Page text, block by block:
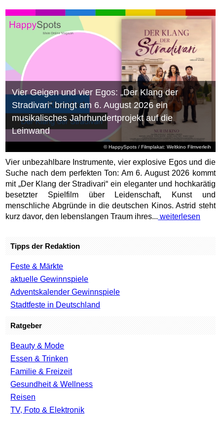
© HappySpots / Filmplakat: Weltkino Filmverleih
Vier Geigen und vier Egos: „Der Klang der
Stradivari“ bringt am 6. August 2026 ein
musikalisches Jahrhundertprojekt auf die
Leinwand
Vier unbezahlbare Instrumente, vier explosive Egos und die
Suche nach dem perfekten Ton: Am 6. August 2026 kommt
mit „Der Klang der Stradivari“ ein eleganter und hochkarätig
besetzter Spielfilm über Leidenschaft, Kunst und
menschliche Abgründe in die deutschen Kinos. Astrid steht
kurz davor, den lebenslangen Traum ihres... weiterlesen
Tipps der Redaktion
Feste & Märkte
aktuelle Gewinnspiele
Adventskalender Gewinnspiele
Stadtfeste in Deutschland
Ratgeber
Beauty & Mode
Essen & Trinken
Familie & Freizeit
Gesundheit & Wellness
Reisen
TV, Foto & Elektronik